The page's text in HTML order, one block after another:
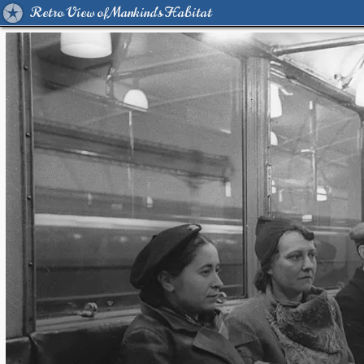
Retro View of Mankind's Habitat